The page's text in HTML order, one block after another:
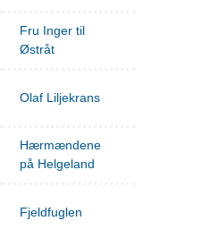
Fru Inger til
Østråt
Olaf Liljekrans
Hærmændene
på Helgeland
Fjeldfuglen